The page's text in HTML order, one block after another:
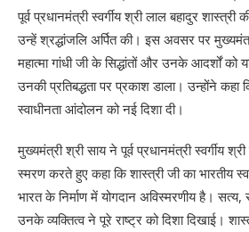
पूर्व प्रधानमंत्री स्वर्गीय श्री लाल बहादुर शास्त्री
उन्हें श्रद्धांजलि अर्पित की। इस अवसर पर
महात्मा गांधी जी के सिद्धांतों और उनके आदर्शों को
उनकी प्रतिबद्धता पर प्रकाश डाला। उन्होंने कहा
स्वाधीनता आंदोलन को नई दिशा दी।
मुख्यमंत्री श्री साय ने पूर्व प्रधानमंत्री स्वर्गीय
स्मरण करते हुए कहा कि शास्त्री जी का भारतीय
भारत के निर्माण में योगदान अविस्मरणीय है।
उनके व्यक्तित्व ने पूरे राष्ट्र को दिशा दिखाई।